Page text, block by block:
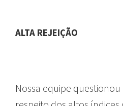
ALTA REJEIÇÃO
Nossa equipe